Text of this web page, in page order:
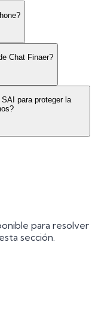
Chat Finaer?
para proteger la
para resolver
sección.